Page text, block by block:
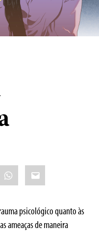
WhatsApp
Email
psicológico quanto às
ameaças de maneira